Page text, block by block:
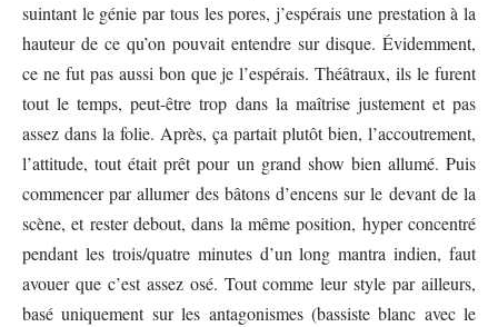
suintant le génie par tous les pores, j’espérais une prestation à la
hauteur de ce qu’on pouvait entendre sur disque. Évidemment,
ce ne fut pas aussi bon que je l’espérais. Théâtraux, ils le furent
tout le temps, peut-être trop dans la maîtrise justement et pas
assez dans la folie. Après, ça partait plutôt bien, l’accoutrement,
l’attitude, tout était prêt pour un grand show bien allumé. Puis
commencer par allumer des bâtons d’encens sur le devant de la
scène, et rester debout, dans la même position, hyper concentré
pendant les trois/quatre minutes d’un long mantra indien, faut
avouer que c’est assez osé. Tout comme leur style par ailleurs,
basé uniquement sur les antagonismes (bassiste blanc avec le